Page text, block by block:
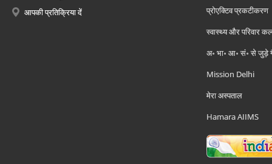
आपकी प्रतिक्रिया दें
प्रोएक्टिव प्रकटीकरण
स्वास्थ्य और परिवार
अ॰ भा॰ आ॰ सं॰ से जुड़े
Mission Delhi
मेरा अस्पताल
Hamara AIIMS